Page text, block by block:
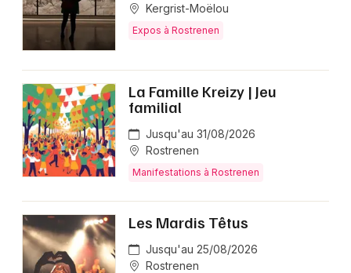
22 - Côtes d'Armor
Choisir mes départements
Mon email
Kergrist-Moëlou
Expos à Rostrenen
La Famille Kreizy | Jeu
familial
Jusqu'au 31/08/2026
Rostrenen
Manifestations à Rostrenen
Les Mardis Têtus
Jusqu'au 25/08/2026
Rostrenen